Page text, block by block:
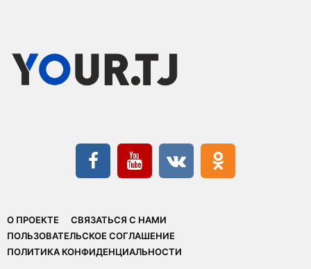
О ПРОЕКТЕ
СВЯЗАТЬСЯ С НАМИ
ПОЛЬЗОВАТЕЛЬСКОЕ СОГЛАШЕНИЕ
ПОЛИТИКА КОНФИДЕНЦИАЛЬНОСТИ